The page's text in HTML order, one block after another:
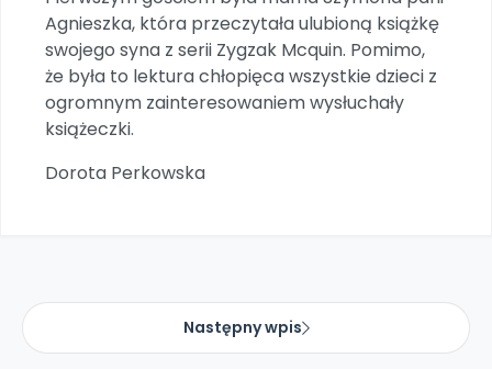
Archiwalne numery
Pomoc
Promocje
Agnieszka, która przeczytała ulubioną książkę
swojego syna z serii Zygzak Mcquin. Pomimo,
że była to lektura chłopięca wszystkie dzieci z
ogromnym zainteresowaniem wysłuchały
książeczki.
Dorota Perkowska
Następny wpis